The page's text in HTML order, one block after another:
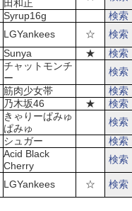
田和正
Syrup16g
検索
LGYankees ☆
検索
Sunya ★
検索
チャットモンチ
ー
検索
筋肉少女帯
検索
乃木坂46 ★
検索
きゃりーぱみゅ
ぱみゅ
検索
シュガー
検索
Acid Black
Cherry
検索
LGYankees ☆ 検索